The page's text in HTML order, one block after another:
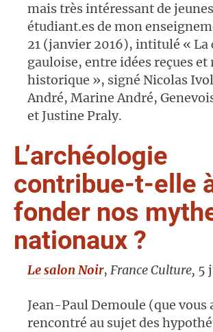
mais très intéressant de jeunes
étudiant.es de mon
21 (janvier 2016), intitulé «
gauloise, entre idées reçues et
historique », signé Nicolas
André, Marine André,
et Justine Praly.
L’archéologie
contribue-t-elle
fonder nos
nationaux ?
Le salon Noir, France Culture, 5
Jean-Paul Demoule (que vous
rencontré au sujet des